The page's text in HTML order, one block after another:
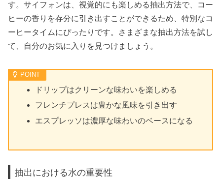
す。サイフォンは、視覚的にも楽しめる抽出方法で、コー
ヒーの香りを存分に引き出すことができるため、特別なコ
ーヒータイムにぴったりです。さまざまな抽出方法を試し
て、自分のお気に入りを見つけましょう。
ドリップはクリーンな味わいを楽しめる
フレンチプレスは豊かな風味を引き出す
エスプレッソは濃厚な味わいのベースになる
抽出における水の重要性